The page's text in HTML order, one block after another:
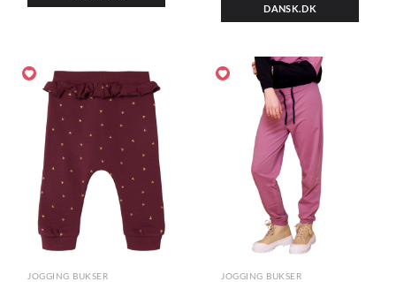
DANSK.DK
JOGGING BUKSER JOGGING BUKSER